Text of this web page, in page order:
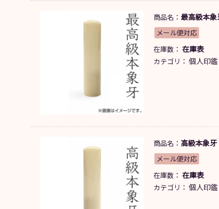
商品名： 最高級本
メール便対応
在庫数： 在庫表
カテゴリ： 個人印鑑
商品名： 高級本象
メール便対応
在庫数： 在庫表
カテゴリ： 個人印鑑